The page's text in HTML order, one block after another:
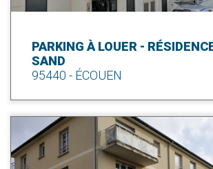
PARKING À LOUER -
SAND
95440 - ÉCOUEN